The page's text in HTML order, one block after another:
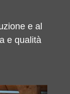
e al
e qualità